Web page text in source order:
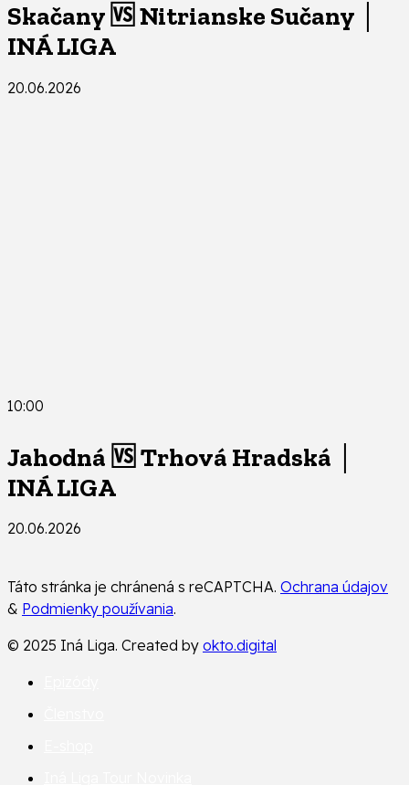
Skačany 🆚 Nitrianske Sučany │
INÁ LIGA
20.06.2026
10:00
Jahodná 🆚 Trhová Hradská │
INÁ LIGA
20.06.2026
Táto stránka je chránená s reCAPTCHA. Ochrana údajov
& Podmienky používania.
© 2025 Iná Liga. Created by okto.digital